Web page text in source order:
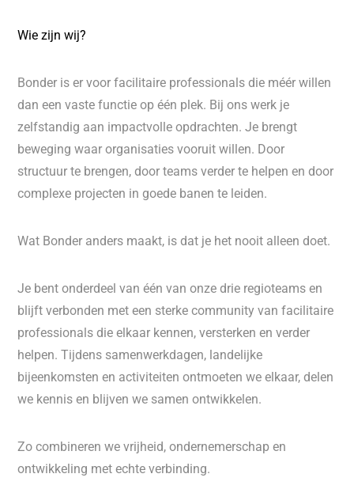
Wie zijn wij?
Bonder is er voor facilitaire professionals die méér willen
dan een vaste functie op één plek. Bij ons werk je
zelfstandig aan impactvolle opdrachten. Je brengt
beweging waar organisaties vooruit willen. Door
structuur te brengen, door teams verder te helpen en door
complexe projecten in goede banen te leiden.
Wat Bonder anders maakt, is dat je het nooit alleen doet.
Je bent onderdeel van één van onze drie regioteams en
blijft verbonden met een sterke community van facilitaire
professionals die elkaar kennen, versterken en verder
helpen. Tijdens samenwerkdagen, landelijke
bijeenkomsten en activiteiten ontmoeten we elkaar, delen
we kennis en blijven we samen ontwikkelen.
Zo combineren we vrijheid, ondernemerschap en
ontwikkeling met echte verbinding.